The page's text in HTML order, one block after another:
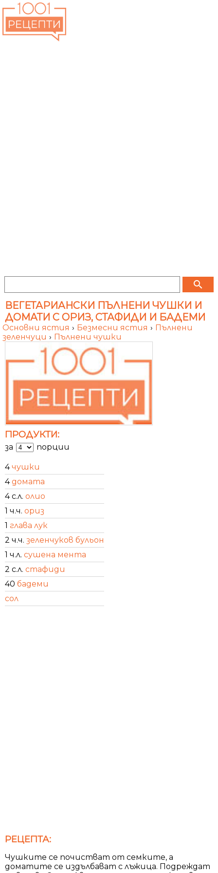
search
ВЕГЕТАРИАНСКИ ПЪЛНЕНИ ЧУШКИ И
ДОМАТИ С ОРИЗ, СТАФИДИ И БАДЕМИ
Основни ястия › Безмесни ястия › Пълнени
зеленчуци › Пълнени чушки
ПРОДУКТИ:
за порции
4чушки
4домата
4 с.л. олио
1 ч.ч. ориз
1 глава лук
2 ч.ч. зеленчуков бульон
1 ч.л. сушена мента
2 с.л. стафиди
40 бадеми
сол
РЕЦЕПТА:
Чушките се почистват от семките, а
доматите се издълбават с лъжица. Подреждат